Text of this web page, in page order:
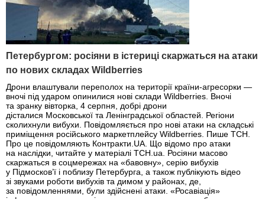
Петербургом: росіяни в істериці скаржаться на атаки
по нових складах Wildberries
Дрони влаштували переполох на території країни-агресорки —
вночі під ударом опинилися нові склади Wildberries. Вночі
та зранку вівторка, 4 серпня, добрі дрони
дісталися Московської та Ленінградської областей. Регіони
сколихнули вибухи. Повідомляється про нові атаки на складські
приміщення російського маркетплейсу Wildberries. Пише ТСН.
Про це повідомляють Контракти.UA. Що відомо про атаки
на наслідки, читайте у матеріалі ТСН.ua. Росіяни масово
скаржаться в соцмережах на «бавовну», серію вибухів
у Підмосков’ї і поблизу Петербурга, а також публікують відео
зі звуками роботи вибухів та димом у районах, де,
за повідомленнями, були здійснені атаки. «Росавіація»